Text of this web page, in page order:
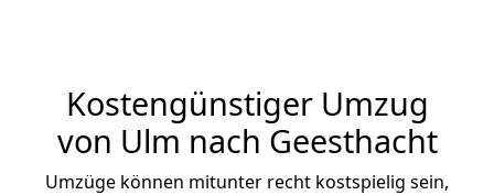
Kostengünstiger Umzug
von Ulm nach Geesthacht
Umzüge können mitunter recht kostspielig sein,